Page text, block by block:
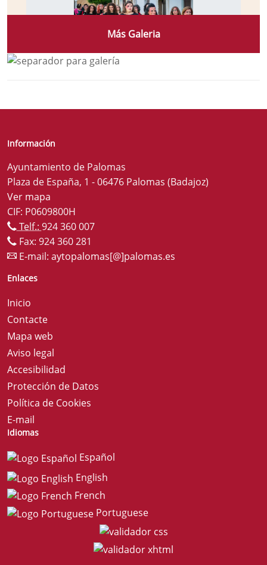
Más Galeria
Información
Ayuntamiento de Palomas
Plaza de España, 1 - 06476 Palomas (Badajoz)
Ver mapa
CIF: P0609800H
Telf.: 924 360 007
Fax: 924 360 281
E-mail: aytopalomas[@]palomas.es
Enlaces
Inicio
Contacte
Mapa web
Aviso legal
Accesibilidad
Protección de Datos
Política de Cookies
E-mail
Idiomas
Español
English
French
Portuguese